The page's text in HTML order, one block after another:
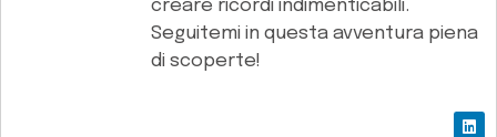
creare ricordi indimenticabili.
Seguitemi in questa avventura piena
di scoperte!